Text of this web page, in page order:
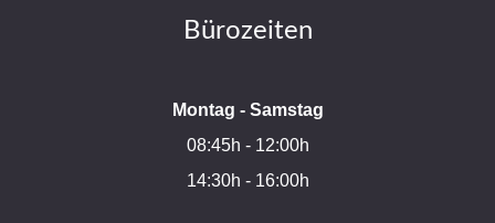
Bürozeiten
Montag - Samstag
08:45h - 12:00h
14:30h - 16:00h